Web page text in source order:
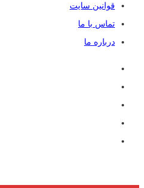
قوانین سایت
تماس با ما
درباره ما